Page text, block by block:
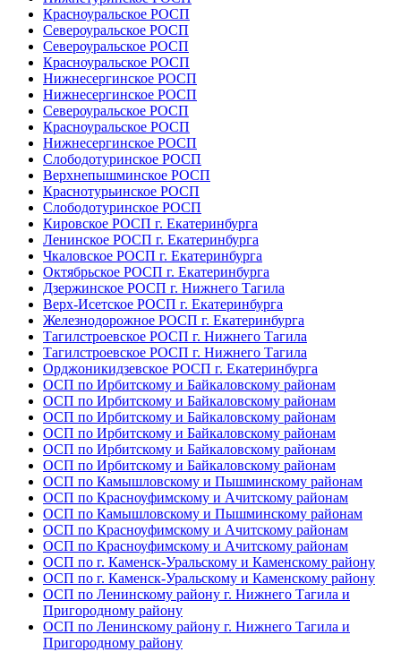
Красноуральское РОСП
Североуральское РОСП
Североуральское РОСП
Красноуральское РОСП
Нижнесергинское РОСП
Нижнесергинское РОСП
Североуральское РОСП
Красноуральское РОСП
Нижнесергинское РОСП
Слободотуринское РОСП
Верхнепышминское РОСП
Краснотурьинское РОСП
Слободотуринское РОСП
Кировское РОСП г. Екатеринбурга
Ленинское РОСП г. Екатеринбурга
Чкаловское РОСП г. Екатеринбурга
Октябрьское РОСП г. Екатеринбурга
Дзержинское РОСП г. Нижнего Тагила
Верх-Исетское РОСП г. Екатеринбурга
Железнодорожное РОСП г. Екатеринбурга
Тагилстроевское РОСП г. Нижнего Тагила
Тагилстроевское РОСП г. Нижнего Тагила
Орджоникидзевское РОСП г. Екатеринбурга
ОСП по Ирбитскому и Байкаловскому районам
ОСП по Ирбитскому и Байкаловскому районам
ОСП по Ирбитскому и Байкаловскому районам
ОСП по Ирбитскому и Байкаловскому районам
ОСП по Ирбитскому и Байкаловскому районам
ОСП по Ирбитскому и Байкаловскому районам
ОСП по Камышловскому и Пышминскому районам
ОСП по Красноуфимскому и Ачитскому районам
ОСП по Камышловскому и Пышминскому районам
ОСП по Красноуфимскому и Ачитскому районам
ОСП по Красноуфимскому и Ачитскому районам
ОСП по г. Каменск-Уральскому и Каменскому району
ОСП по г. Каменск-Уральскому и Каменскому району
ОСП по Ленинскому району г. Нижнего Тагила и
Пригородному району
ОСП по Ленинскому району г. Нижнего Тагила и
Пригородному району